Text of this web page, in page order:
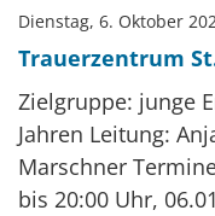
Dienstag, 6. Oktober
Trauerzentrum
Zielgruppe: junge
Jahren Leitung:
Marschner
bis 20:00 Uhr,